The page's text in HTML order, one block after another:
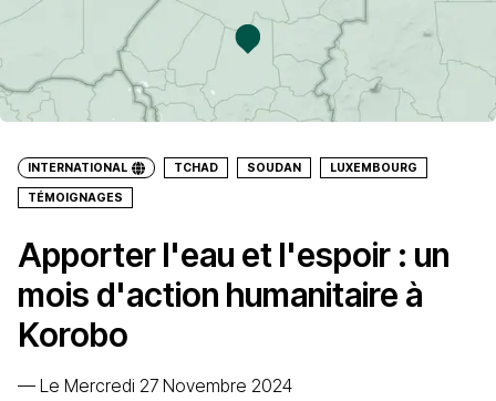
INTERNATIONAL TCHAD SOUDAN LUXEMBOURG
TÉMOIGNAGES
Apporter l'eau et l'espoir : un
mois d'action humanitaire à
Korobo
— Le Mercredi 27 Novembre 2024